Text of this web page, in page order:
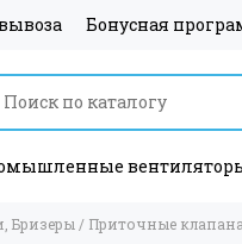
Бонусная
Бризеры / Приточные